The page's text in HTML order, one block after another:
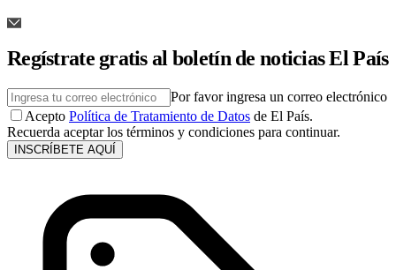
Regístrate gratis al boletín de noticias El País
Por favor ingresa un correo electrónico
Acepto Política de Tratamiento de Datos de El País.
Recuerda aceptar los términos y condiciones para continuar.
INSCRÍBETE AQUÍ